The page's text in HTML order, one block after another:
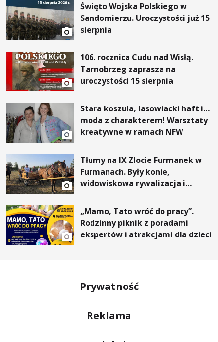
Święto Wojska Polskiego w
Sandomierzu. Uroczystości już 15
sierpnia
106. rocznica Cudu nad Wisłą.
Tarnobrzeg zaprasza na
uroczystości 15 sierpnia
Stara koszula, lasowiacki haft i…
moda z charakterem! Warsztaty
kreatywne w ramach NFW
Tłumy na IX Zlocie Furmanek w
Furmanach. Były konie,
widowiskowa rywalizacja i
„Mamo, Tato wróć do pracy”.
Rodzinny piknik z poradami
ekspertów i atrakcjami dla dzieci
Prywatność
Reklama